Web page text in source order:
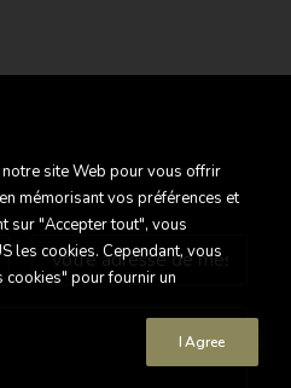
site Web pour vous offrir
mémorisant vos préférences et
sur "Accepter tout", vous
les cookies. Cependant, vous
pour fournir un
I Agree